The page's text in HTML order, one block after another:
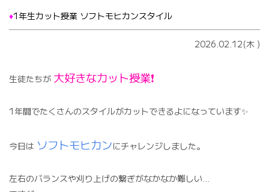
♦️1年生カット授業 ソフトモヒカンスタイル
2026.02.12(木 )
生徒たちが 大好きなカット授業❗️
1年間でたくさんのスタイルがカットできるよになっています✨
今日は ソフトモヒカンにチャレンジしました。
左右のバランスや刈り上げの繋ぎがなかなか難しい…